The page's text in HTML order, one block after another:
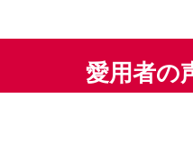
愛用者の